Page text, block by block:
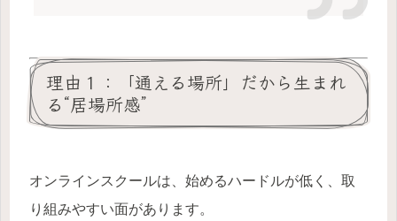
理由１：「通える場所」だから生まれ
る“居場所感”
オンラインスクールは、始めるハードルが低く、取
り組みやすい面があります。